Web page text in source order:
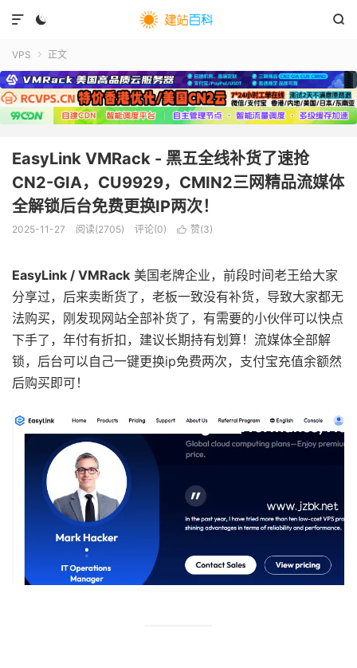
 

VPS  正文
EasyLink VMRack - 黑五全线补货了速抢
CN2-GIA，CU9929，CMIN2三网精品流媒体
全解锁后台免费更换IP两次！
2025-11-27 阅读(2705) 评论(0)  赞(3)
EasyLink / VMRack 美国老牌企业，前段时间老王给大家
分享过，后来卖断货了，老板一致没有补货，导致大家都无
法购买，刚发现网站全部补货了，有需要的小伙伴可以快点
下手了，年付有折扣，建议长期持有划算！流媒体全部解
锁，后台可以自己一键更换ip免费两次，支付宝充值余额然
后购买即可！